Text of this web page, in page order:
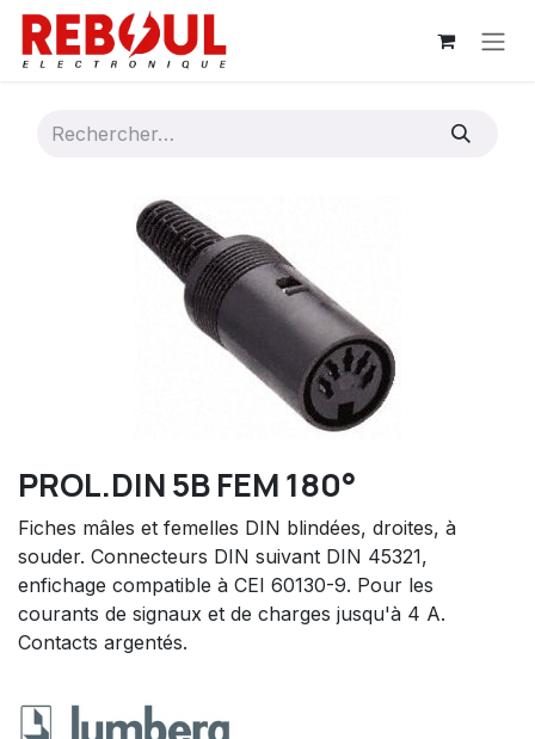
Se rendre au contenu
PROL.DIN 5B FEM 180°
Fiches mâles et femelles DIN blindées, droites, à
souder. Connecteurs DIN suivant DIN 45321,
enfichage compatible à CEI 60130-9. Pour les
courants de signaux et de charges jusqu'à 4 A.
Contacts argentés.